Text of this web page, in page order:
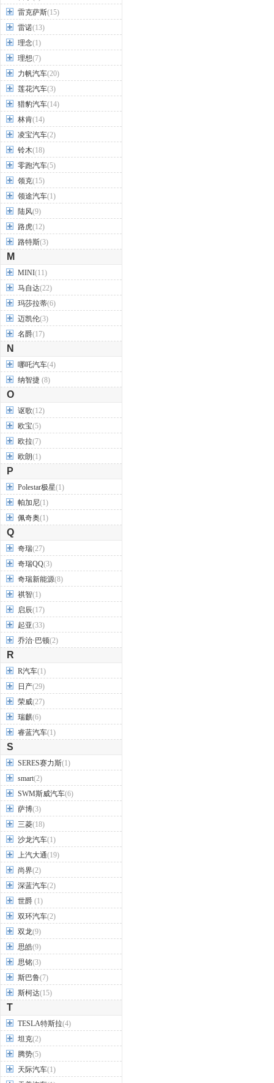
雷克萨斯(15)
雷诺(13)
理念(1)
理想(7)
力帆汽车(20)
莲花汽车(3)
猎豹汽车(14)
林肯(14)
凌宝汽车(2)
铃木(18)
零跑汽车(5)
领克(15)
领途汽车(1)
陆风(9)
路虎(12)
路特斯(3)
M
MINI(11)
马自达(22)
玛莎拉蒂(6)
迈凯伦(3)
名爵(17)
N
哪吒汽车(4)
纳智捷 (8)
O
讴歌(12)
欧宝(5)
欧拉(7)
欧朗(1)
P
Polestar极星(1)
帕加尼(1)
佩奇奥(1)
Q
奇瑞(27)
奇瑞QQ(3)
奇瑞新能源(8)
祺智(1)
启辰(17)
起亚(33)
乔治·巴顿(2)
R
R汽车(1)
日产(29)
荣威(27)
瑞麒(6)
睿蓝汽车(1)
S
SERES赛力斯(1)
smart(2)
SWM斯威汽车(6)
萨博(3)
三菱(18)
沙龙汽车(1)
上汽大通(19)
尚界(2)
深蓝汽车(2)
世爵 (1)
双环汽车(2)
双龙(9)
思皓(9)
思铭(3)
斯巴鲁(7)
斯柯达(15)
T
TESLA特斯拉(4)
坦克(2)
腾势(5)
天际汽车(1)